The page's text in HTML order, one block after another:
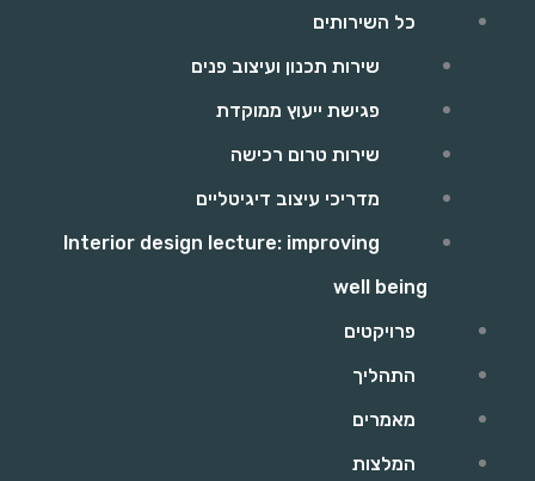
כל השירותים
שירות תכנון ועיצוב פנים
פגישת ייעוץ ממוקדת
שירות טרום רכישה
מדריכי עיצוב דיגיטליים
Interior design lecture: improving
well being
פרויקטים
התהליך
מאמרים
המלצות